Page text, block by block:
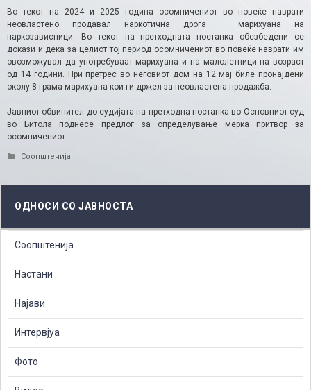
Во текот на 2024 и 2025 година осомничениот во повеќе наврати
неовластено продавал наркотична дрога – марихуана на
наркозависници. Во текот на претходната постапка обезбедени се
докази и дека за целиот тој период осомничениот во повеќе наврати им
овозможувал да употребуваат марихуана и на малолетници на возраст
од 14 години. При претрес во неговиот дом на 12 мај биле пронајдени
околу 8 грама марихуана кои ги држел за неовластена продажба.
Јавниот обвинител до судијата на претходна постапка во Основниот суд
во Битола поднесе предлог за определување мерка притвор за
осомничениот.
Categories
Соопштенија
ОДНОСИ СО ЈАВНОСТА
Соопштенија
Настани
Најави
Интервјуа
Фото